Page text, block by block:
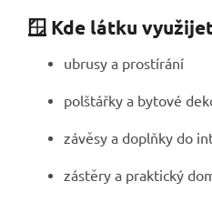
🪟 Kde látku
ubrusy a prostírání
polštářky a bytové
závěsy a doplňky do
zástěry a praktický